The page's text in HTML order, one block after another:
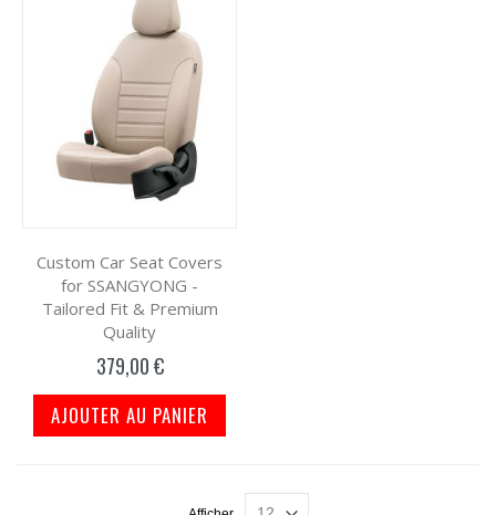
Custom Car Seat Covers
for SSANGYONG -
Tailored Fit & Premium
Quality
379,00 €
AJOUTER AU PANIER